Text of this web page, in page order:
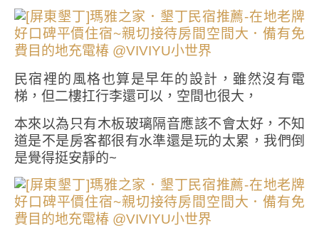
民宿裡的風格也算是早年的設計，雖然沒有電
梯，但二樓扛行李還可以，空間也很大，
本來以為只有木板玻璃隔音應該不會太好，不知
道是不是房客都很有水準還是玩的太累，我們倒
是覺得挺安靜的~